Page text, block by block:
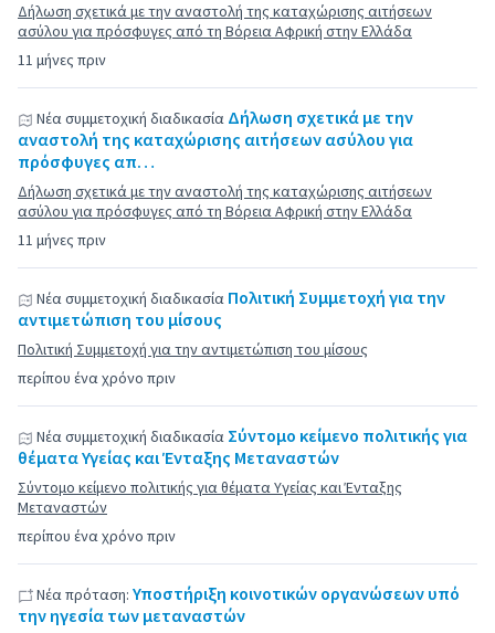
11 μήνες πριν
Δήλωση σχετικά με την αναστολή της καταχώρισης αιτήσεων
ασύλου για πρόσφυγες από τη Βόρεια Αφρική στην Ελλάδα
11 μήνες πριν
Νέα συμμετοχική διαδικασία Δήλωση σχετικά με την
αναστολή της καταχώρισης αιτήσεων ασύλου για
πρόσφυγες απ…
Δήλωση σχετικά με την αναστολή της καταχώρισης αιτήσεων
ασύλου για πρόσφυγες από τη Βόρεια Αφρική στην Ελλάδα
περίπου ένα χρόνο πριν
Νέα συμμετοχική διαδικασία Πολιτική Συμμετοχή για την
αντιμετώπιση του μίσους
Πολιτική Συμμετοχή για την αντιμετώπιση του μίσους
περίπου ένα χρόνο πριν
Νέα συμμετοχική διαδικασία Σύντομο κείμενο πολιτικής για
θέματα Υγείας και Ένταξης Μεταναστών
Σύντομο κείμενο πολιτικής για θέματα Υγείας και Ένταξης
Μεταναστών
Νέα πρόταση: Υποστήριξη κοινοτικών οργανώσεων υπό
την ηγεσία των μεταναστών